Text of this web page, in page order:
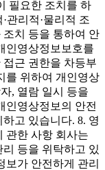
필요한 조치를 하
관리적·물리적 조
치 등을 통하여 안
인영상정보보호를
근 권한을 차등부
를 위하여 개인영상
, 열람 일시 등을
인영상정보의 안전
고 있습니다. 8. 영
관한 사항 회사는
등을 위탁하고 있
보가 안전하게 관리